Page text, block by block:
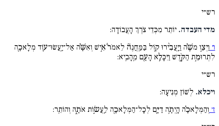
רש״י
מדי העבדה. יוֹתֵר מִכְּדֵי צֹרֶךְ הָעֲבוֹדָה:
ו׳ וַיְצַ֣ו משֶׁ֗ה וַיַּֽעֲבִ֨ירוּ ק֥וֹל בַּמַּֽחֲנֶה֘ לֵאמֹר֒ אִ֣ישׁ וְאִשָּׁ֗ה אַל־יַֽעֲשׂוּ־ע֛וֹד מְלָאכָ֖ה
לִתְרוּמַ֣ת הַקֹּ֑דֶשׁ וַיִּכָּלֵ֥א הָעָ֖ם מֵֽהָבִֽיא:
רש״י
ויכלא. לְשׁוֹן מְנִיעָה:
ז׳ וְהַמְּלָאכָ֗ה הָֽיְתָ֥ה דַיָּ֛ם לְכָל־הַמְּלָאכָ֖ה לַֽעֲשׂ֣וֹת אֹתָ֑הּ וְהוֹתֵֽר: